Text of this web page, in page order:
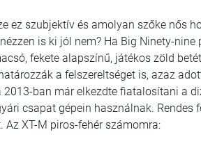
ez szubjektív és amolyan szőke nős
is ki jól nem? Ha Big Ninety-
fekete alapszínű, játékos zöld
a felszereltséget is, azaz
ban már elkezdte fiatalosítani a
csapat gépein használnak. Rendes
XT-M piros-fehér számomra: